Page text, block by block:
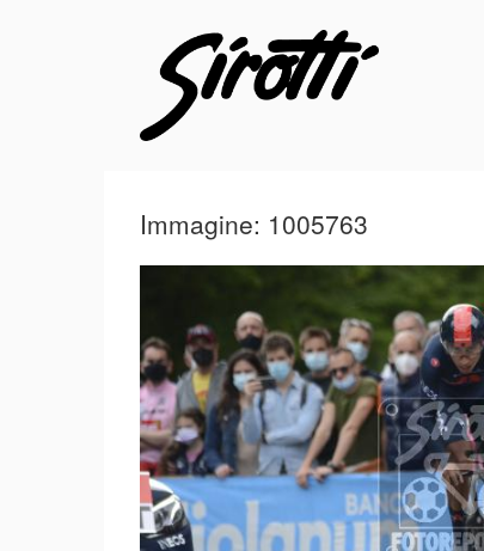
Immagine: 1005763